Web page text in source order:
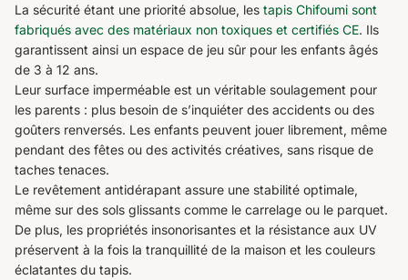
La sécurité étant une priorité absolue, les tapis Chifoumi sont
fabriqués avec des matériaux non toxiques et certifiés CE. Ils
garantissent ainsi un espace de jeu sûr pour les enfants âgés
de 3 à 12 ans.
Leur surface imperméable est un véritable soulagement pour
les parents : plus besoin de s’inquiéter des accidents ou des
goûters renversés. Les enfants peuvent jouer librement, même
pendant des fêtes ou des activités créatives, sans risque de
taches tenaces.
Le revêtement antidérapant assure une stabilité optimale,
même sur des sols glissants comme le carrelage ou le parquet.
De plus, les propriétés insonorisantes et la résistance aux UV
préservent à la fois la tranquillité de la maison et les couleurs
éclatantes du tapis.